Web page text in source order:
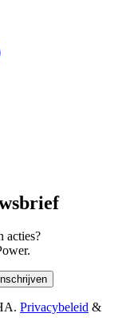
acties?
Inschrijven
Privacybeleid &